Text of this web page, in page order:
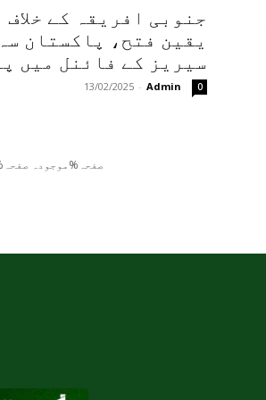
جنوبی افریقہ کے خلاف
یقین فتح، پاکستان
سیریز کے فائنل میں
Admin
-
13/02/2025 0
صفحہ%موجودہ